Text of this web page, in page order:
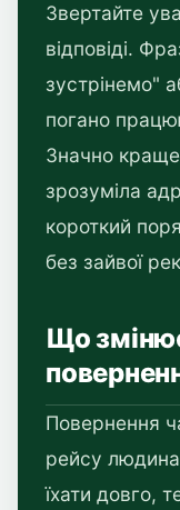
Звертайте
відповіді.
зустрінемо"
погано
Значно
зрозуміла
короткий
без зайвої
Що
Повернення
рейсу
їхати довго,